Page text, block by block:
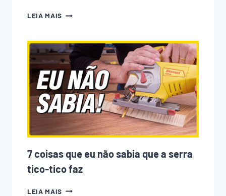
LEIA MAIS A
ACABANDO
COM
A
MARCENARIA?
PODCAST
EMPOEIRADOS
#010
7 coisas que eu não sabia que a serra
tico-tico faz
LEIA MAIS